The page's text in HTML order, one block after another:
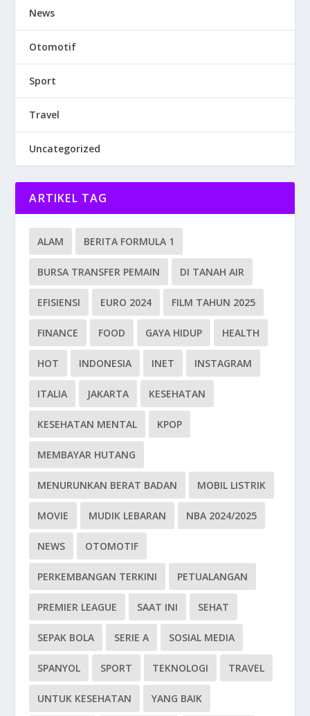
News
Otomotif
Sport
Travel
Uncategorized
ARTIKEL TAG
ALAM BERITA FORMULA 1
BURSA TRANSFER PEMAIN DI TANAH AIR
EFISIENSI EURO 2024 FILM TAHUN 2025
FINANCE FOOD GAYA HIDUP HEALTH
HOT INDONESIA INET INSTAGRAM
ITALIA JAKARTA KESEHATAN
KESEHATAN MENTAL KPOP
MEMBAYAR HUTANG
MENURUNKAN BERAT BADAN MOBIL LISTRIK
MOVIE MUDIK LEBARAN NBA 2024/2025
NEWS OTOMOTIF
PERKEMBANGAN TERKINI PETUALANGAN
PREMIER LEAGUE SAAT INI SEHAT
SEPAK BOLA SERIE A SOSIAL MEDIA
SPANYOL SPORT TEKNOLOGI TRAVEL
UNTUK KESEHATAN YANG BAIK